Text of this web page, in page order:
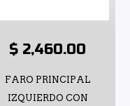
$ 2,460.00
FARO PRINCIPAL
IZQUIERDO CON